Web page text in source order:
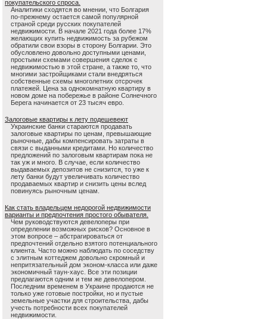
покупательского спроса.
Аналитики сходятся во мнении, что Болгария
по-прежнему остается самой популярной
страной среди русских покупателей
недвижимости. В начале 2021 года более 17%
желающих купить недвижимость за рубежом
обратили свои взоры в сторону Болгарии. Это
обусловлено довольно доступными ценами,
простыми схемами совершения сделок с
недвижимостью в этой стране, а также то, что
многими застройщиками стали внедряться
собственные схемы многолетних отсрочек
платежей. Цена за однокомнатную квартиру в
новом доме на побережье в районе Солнечного
Берега начинается от 23 тысяч евро.
Залоговые квартиры к лету подешевеют
Украинские банки стараются продавать
залоговые квартиры по ценам, превышающие
рыночные, дабы компенсировать затраты в
связи с выданными кредитами. Но количество
предложений по залоговым квартирам пока не
так уж и много. В случае, если количество
выдаваемых депозитов не снизится, то уже к
лету банки будут увеличивать количество
продаваемых квартир и снизить цены вслед
повинуясь рыночным ценам.
Как стать владельцем недорогой недвижимости
варианты и предпочтения простого обывателя.
Чем руководствуются девелоперы при
определении возможных рисков? Основное в
этом вопросе – абстрагироваться от
предпочтений отдельно взятого потенциального
клиента. Часто можно наблюдать по соседству
с элитным коттеджем довольно скромный и
непритязательный дом эконом-класса или даже
экономичный таун-хаус. Все эти позиции
предлагаются одним и тем же девелопером.
Последним временем в Украине продаются не
только уже готовые постройки, но и пустые
земельные участки для строительства, дабы
учесть потребности всех покупателей
недвижимости.